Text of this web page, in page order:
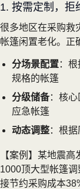
1. 按需定制，拒
很多地区在采购救
帐篷闲置老化。正
分场景配置：
规格的帐篷
分级储备：核心
应急帐篷
动态调整：根
【案例】某地震
1000顶大型帐篷
接节约采购成本